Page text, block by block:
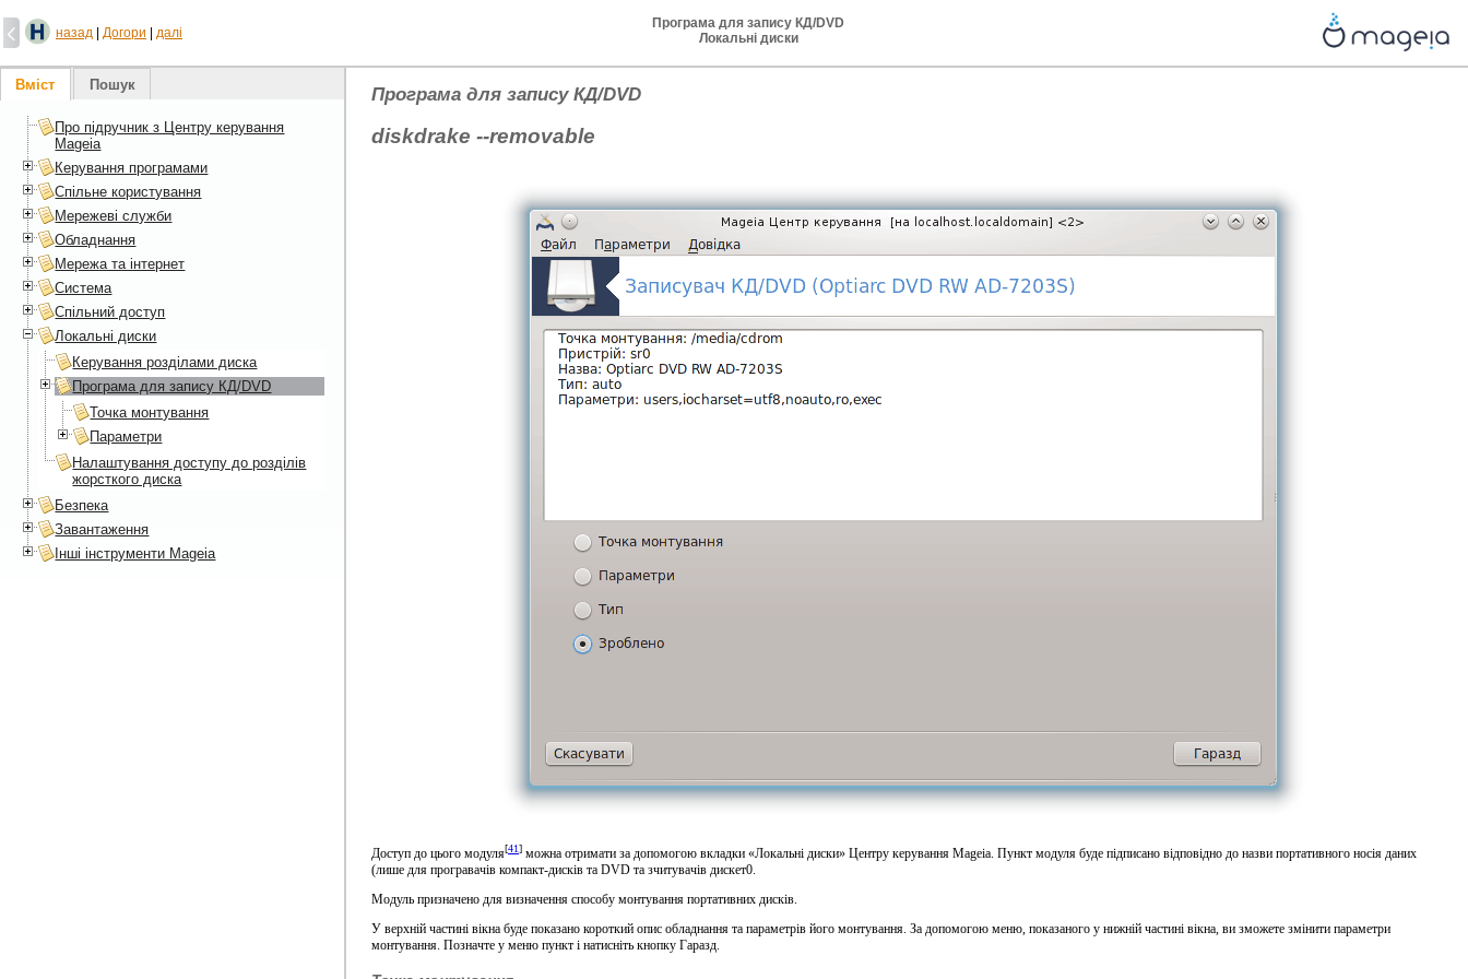
назад Догори далі
Програма для запису КД/DVD
Локальні диски
Програма для запису КД/DVD
diskdrake --removable
Доступ до цього модуля[41] можна отримати за допомогою вкладки «Локальні диски» Центру керування Mageia. Пункт модуля буде підписано відповідно до назви портативного носія даних
(лише для програвачів компакт-дисків та DVD та зчитувачів дискет0.
Модуль призначено для визначення способу монтування портативних дисків.
У верхній частині вікна буде показано короткий опис обладнання та параметрів його монтування. За допомогою меню, показаного у нижній частині вікна, ви зможете змінити параметри
монтування. Позначте у меню пункт і натисніть кнопку Гаразд
Вміст Пошук
Про підручник з Центру керування
Mageia
Керування програмами
Спільне користування
Мережеві служби
Обладнання
Мережа та інтернет
Система
Спільний доступ
Локальні диски
Керування розділами диска
Програма для запису КД/DVD
Точка монтування
Параметри
Налаштування доступу до розділів
жорсткого диска
Безпека
Завантаження
Інші інструменти Mageia